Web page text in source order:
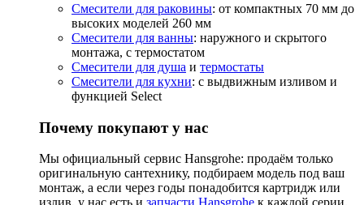
Смесители для раковины: от компактных 70 мм до
высоких моделей 260 мм
Смесители для ванны: наружного и скрытого
монтажа, с термостатом
Смесители для душа и термостаты
Смесители для кухни: с выдвижным изливом и
функцией Select
Почему покупают у нас
Мы официальный сервис Hansgrohe: продаём только
оригинальную сантехнику, подбираем модель под ваш
монтаж, а если через годы понадобится картридж или